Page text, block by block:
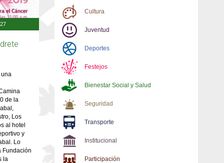
de la
Los
al hotel
y
Lo
Fundación
la
Cultura
Juventud
Deportes
Festejos
Bienestar Social y Salud
Seguridad
Transporte
Institucional
Participación